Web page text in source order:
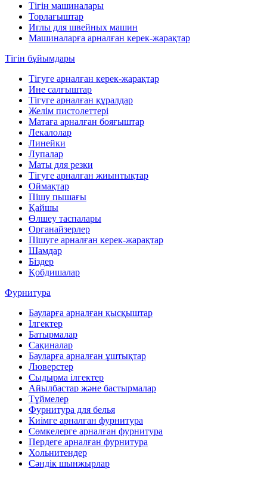
Тігін машиналары
Торлағыштар
Иглы для швейных машин
Машиналарға арналған керек-жарақтар
Тігін бұйымдары
Тігуге арналған керек-жарақтар
Ине салғыштар
Тігуге арналған құралдар
Желім пистолеттері
Матаға арналған бояғыштар
Лекалолар
Линейки
Лупалар
Маты для резки
Тігуге арналған жиынтықтар
Оймақтар
Пішу пышағы
Қайшы
Өлшеу таспалары
Органайзерлер
Пішуге арналған керек-жарақтар
Шамдар
Біздер
Қобдишалар
Фурнитура
Бауларға арналған қысқыштар
Ілгектер
Батырмалар
Сақиналар
Бауларға арналған ұштықтар
Люверстер
Сыдырма ілгектер
Айылбастар және бастырмалар
Түймелер
Фурнитура для белья
Киімге арналған фурнитура
Сөмкелерге арналған фурнитура
Пердеге арналған фурнитура
Хольнитендер
Сәндік шынжырлар